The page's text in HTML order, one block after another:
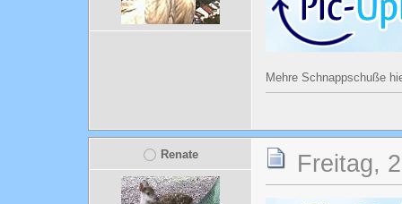
Mehre Schnappschuße
Renate Freitag,